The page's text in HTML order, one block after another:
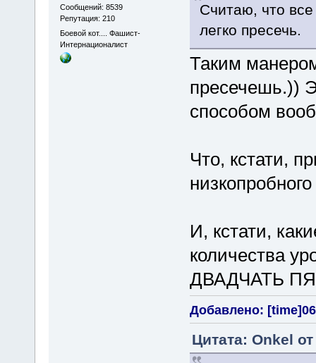
Сообщений: 8539
Репутация: 210
Боевой кот.... Фашист-
Интернационалист
Считаю, что
легко пресечь.
Таким
пресечешь.))
способом
Что, кстати,
И, кстати,
количества
ДВАДЧАТЬ
Добавлено:
Цитата: Onkel